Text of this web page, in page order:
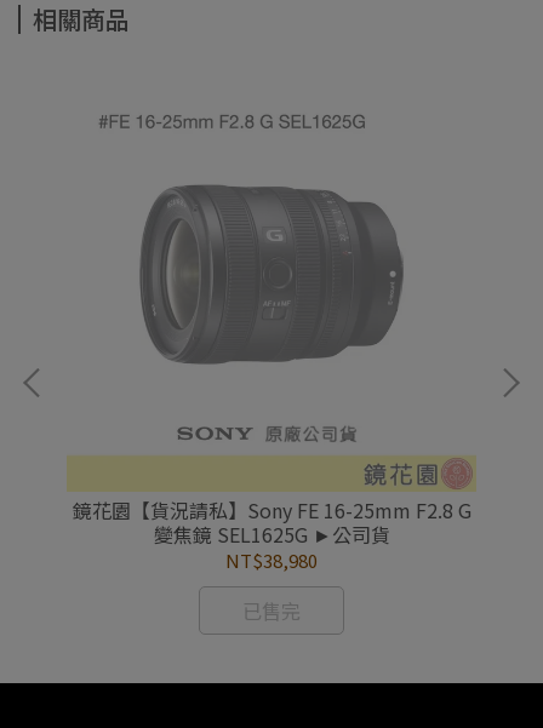
相關商品
鏡花園【貨況請私】Sony FE 16-25mm F2.8 G
變焦鏡 SEL1625G ►公司貨
NT$38,980
已售完